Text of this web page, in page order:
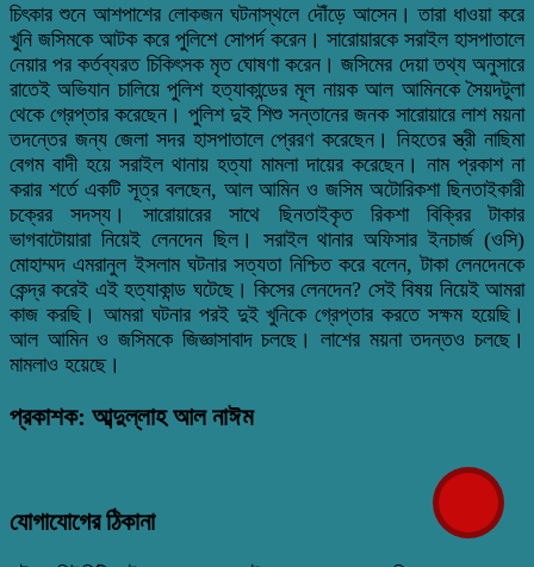
চিৎকার শুনে আশপাশের লোকজন ঘটনাস্থলে দৌঁড়ে আসেন। তারা ধাওয়া করে
খুনি জসিমকে আটক করে পুলিশে সোপর্দ করেন। সারোয়ারকে সরাইল হাসপাতালে
নেয়ার পর কর্তব্যরত চিকিৎসক মৃত ঘোষণা করেন। জসিমের দেয়া তথ্য অনুসারে
রাতেই অভিযান চালিয়ে পুলিশ হত্যাকান্ডের মূল নায়ক আল আমিনকে সৈয়দটুলা
থেকে গ্রেপ্তার করেছেন। পুলিশ দুই শিশু সন্তানের জনক সারোয়ারে লাশ ময়না
তদন্তের জন্য জেলা সদর হাসপাতালে প্রেরণ করেছেন। নিহতের স্ত্রী নাছিমা
বেগম বাদী হয়ে সরাইল থানায় হত্যা মামলা দায়ের করেছেন। নাম প্রকাশ না
করার শর্তে একটি সূত্র বলছেন, আল আমিন ও জসিম অটোরিকশা ছিনতাইকারী
চক্রের সদস্য। সারোয়ারের সাথে ছিনতাইকৃত রিকশা বিক্রির টাকার
ভাগবাটোয়ারা নিয়েই লেনদেন ছিল। সরাইল থানার অফিসার ইনচার্জ (ওসি)
মোহাম্মদ এমরানুল ইসলাম ঘটনার সত্যতা নিশ্চিত করে বলেন, টাকা লেনদেনকে
কেন্দ্র করেই এই হত্যাকান্ড ঘটেছে। কিসের লেনদেন? সেই বিষয় নিয়েই আমরা
কাজ করছি। আমরা ঘটনার পরই দুই খুনিকে গ্রেপ্তার করতে সক্ষম হয়েছি।
আল আমিন ও জসিমকে জিজ্ঞাসাবাদ চলছে। লাশের ময়না তদন্তও চলছে।
মামলাও হয়েছে।
প্রকাশক: আব্দুল্লাহ আল নাঈম
যোগাযোগের ঠিকানা